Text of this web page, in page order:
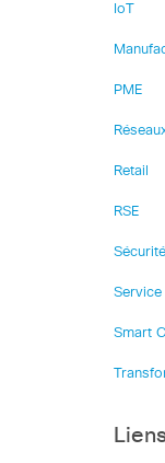
IoT
PME
Retail
RSE
Sécurité
Smart